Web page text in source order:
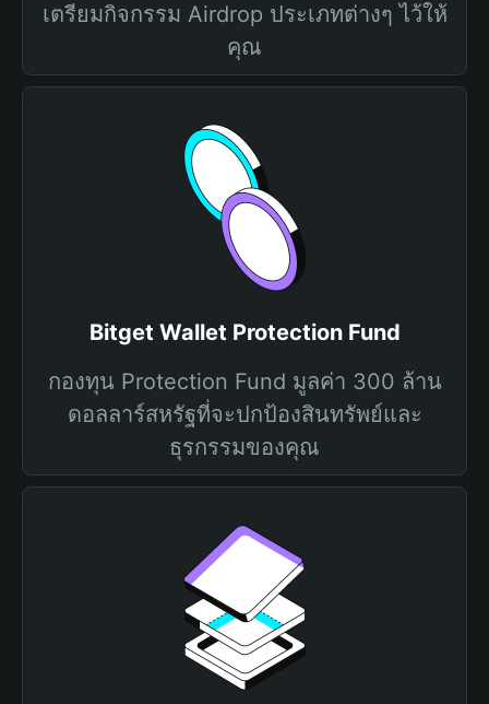
เตรียมกิจกรรม Airdrop ประเภทต่างๆ ไว้ให้
คุณ
Bitget Wallet Protection Fund
กองทุน Protection Fund มูลค่า 300 ล้าน
ดอลลาร์สหรัฐที่จะปกป้องสินทรัพย์และ
ธุรกรรมของคุณ